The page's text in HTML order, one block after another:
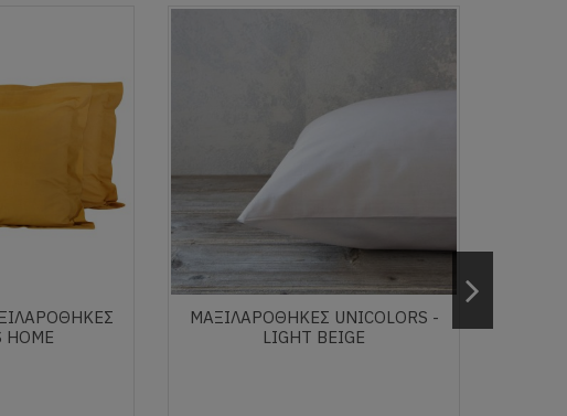
ΜΑΞΙΛΑΡΟΘΉΚΕΣ UNICOLORS -
LIGHT BEIGE